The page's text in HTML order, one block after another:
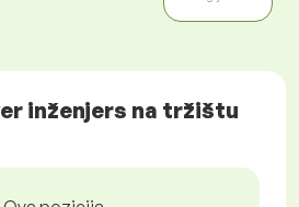
inženjers na tržištu